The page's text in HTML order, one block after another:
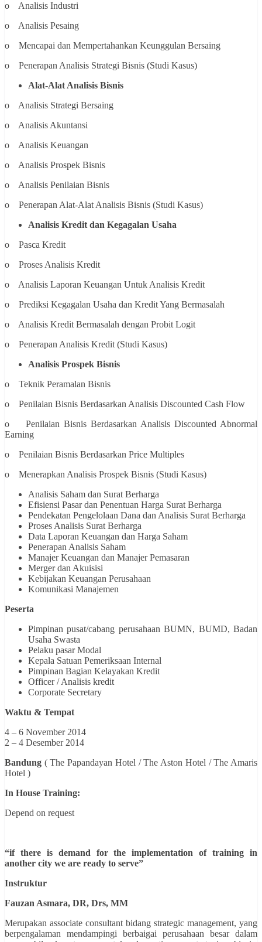
o Analisis Industri
o Analisis Pesaing
o Mencapai dan Mempertahankan Keunggulan Bersaing
o Penerapan Analisis Strategi Bisnis (Studi Kasus)
Alat-Alat Analisis Bisnis
o Analisis Strategi Bersaing
o Analisis Akuntansi
o Analisis Keuangan
o Analisis Prospek Bisnis
o Analisis Penilaian Bisnis
o Penerapan Alat-Alat Analisis Bisnis (Studi Kasus)
Analisis Kredit dan Kegagalan Usaha
o Pasca Kredit
o Proses Analisis Kredit
o Analisis Laporan Keuangan Untuk Analisis Kredit
o Prediksi Kegagalan Usaha dan Kredit Yang Bermasalah
o Analisis Kredit Bermasalah dengan Probit Logit
o Penerapan Analisis Kredit (Studi Kasus)
Analisis Prospek Bisnis
o Teknik Peramalan Bisnis
o Penilaian Bisnis Berdasarkan Analisis Discounted Cash Flow
o Penilaian Bisnis Berdasarkan Analisis Discounted Abnormal
Earning
o Penilaian Bisnis Berdasarkan Price Multiples
o Menerapkan Analisis Prospek Bisnis (Studi Kasus)
Analisis Saham dan Surat Berharga
Efisiensi Pasar dan Penentuan Harga Surat Berharga
Pendekatan Pengelolaan Dana dan Analisis Surat Berharga
Proses Analisis Surat Berharga
Data Laporan Keuangan dan Harga Saham
Penerapan Analisis Saham
Manajer Keuangan dan Manajer Pemasaran
Merger dan Akuisisi
Kebijakan Keuangan Perusahaan
Komunikasi Manajemen
Peserta
Pimpinan pusat/cabang perusahaan BUMN, BUMD, Badan
Usaha Swasta
Pelaku pasar Modal
Kepala Satuan Pemeriksaan Internal
Pimpinan Bagian Kelayakan Kredit
Officer / Analisis kredit
Corporate Secretary
Waktu & Tempat
4 – 6 November 2014
2 – 4 Desember 2014
Bandung ( The Papandayan Hotel / The Aston Hotel / The Amaris
Hotel )
In House Training:
Depend on request
“ifthere is demand for the implementation of training in
another city we are ready to serve”
Instruktur
Fauzan Asmara, DR, Drs, MM
Merupakan associate consultant bidang strategic management, yang
berpengalaman mendampingi berbaigai perusahaan besar dalam